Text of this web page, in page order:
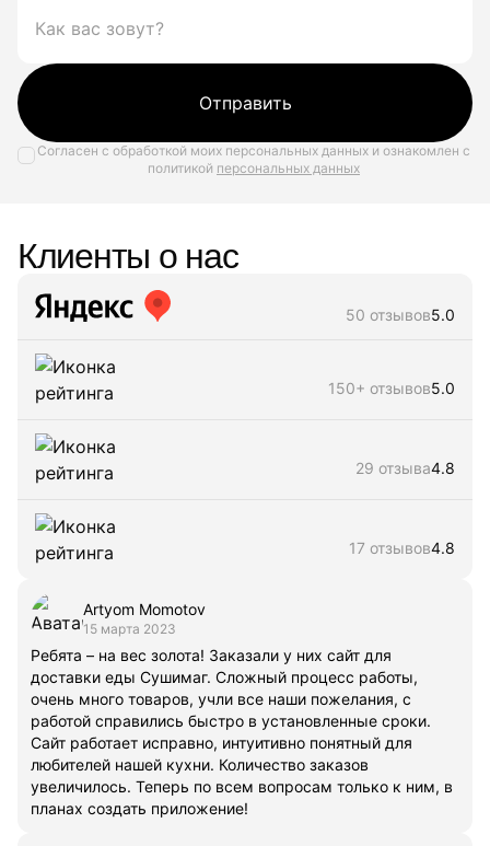
Отправить
Согласен с обработкой моих персональных данных и ознакомлен с
политикой персональных данных
Клиенты о нас
50 отзывов5.0
150+ отзывов5.0
29 отзыва4.8
17 отзывов4.8
Artyom Momotov
15 марта 2023
Ребята – на вес золота! Заказали у них сайт для
доставки еды Сушимаг. Сложный процесс работы,
очень много товаров, учли все наши пожелания, с
работой справились быстро в установленные сроки.
Сайт работает исправно, интуитивно понятный для
любителей нашей кухни. Количество заказов
увеличилось. Теперь по всем вопросам только к ним, в
планах создать приложение!